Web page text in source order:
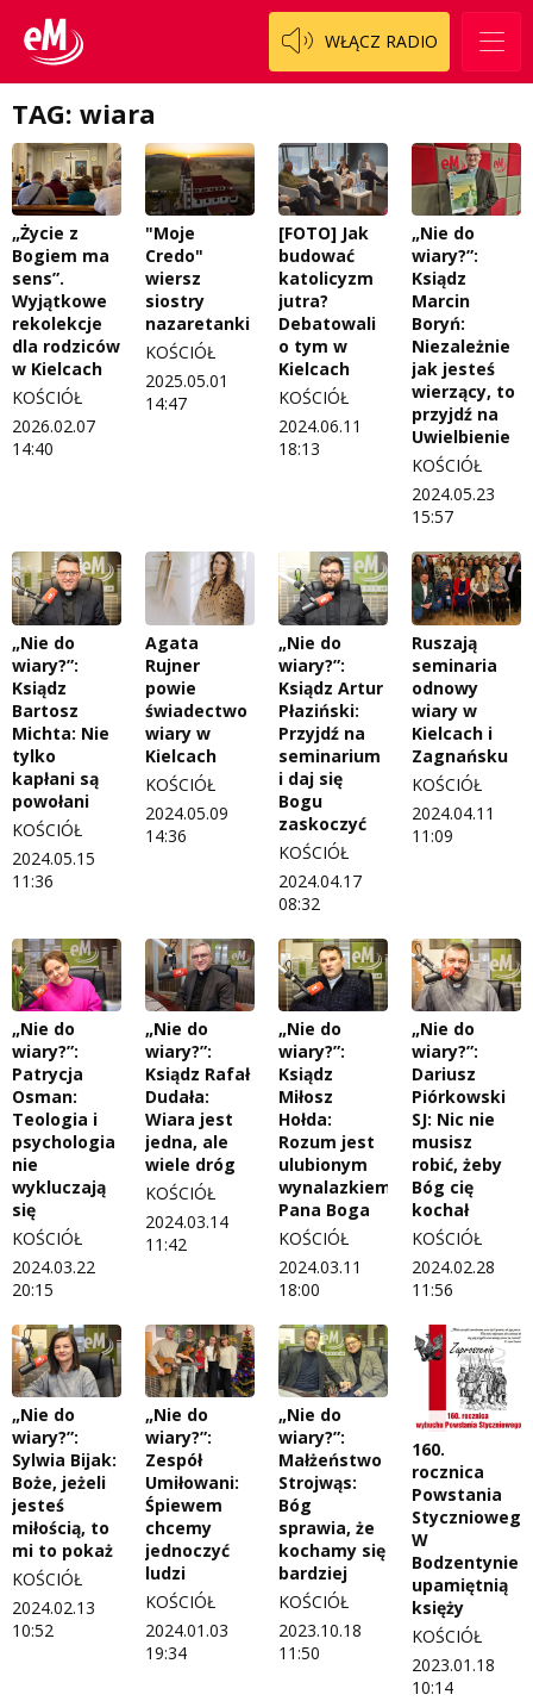
WŁĄCZ RADIO
TAG: wiara
„Życie z
Bogiem ma
sens”.
Wyjątkowe
rekolekcje
dla rodziców
w Kielcach
KOŚCIÓŁ
2026.02.07
14:40
"Moje
Credo"
wiersz
siostry
nazaretanki
KOŚCIÓŁ
2025.05.01
14:47
[FOTO] Jak
budować
katolicyzm
jutra?
Debatowali
o tym w
Kielcach
KOŚCIÓŁ
2024.06.11
18:13
„Nie do
wiary?”:
Ksiądz
Marcin
Boryń:
Niezależnie
jak jesteś
wierzący, to
przyjdź na
Uwielbienie
KOŚCIÓŁ
2024.05.23
15:57
„Nie do
wiary?”:
Ksiądz
Bartosz
Michta: Nie
tylko
kapłani są
powołani
KOŚCIÓŁ
2024.05.15
11:36
Agata
Rujner
powie
świadectwo
wiary w
Kielcach
KOŚCIÓŁ
2024.05.09
14:36
„Nie do
wiary?”:
Ksiądz Artur
Płaziński:
Przyjdź na
seminarium
i daj się
Bogu
zaskoczyć
KOŚCIÓŁ
2024.04.17
08:32
Ruszają
seminaria
odnowy
wiary w
Kielcach i
Zagnańsku
KOŚCIÓŁ
2024.04.11
11:09
„Nie do
wiary?”:
Patrycja
Osman:
Teologia i
psychologia
nie
wykluczają
się
KOŚCIÓŁ
2024.03.22
20:15
„Nie do
wiary?”:
Ksiądz Rafał
Dudała:
Wiara jest
jedna, ale
wiele dróg
KOŚCIÓŁ
2024.03.14
11:42
„Nie do
wiary?”:
Ksiądz
Miłosz
Hołda:
Rozum jest
ulubionym
wynalazkiem
Pana Boga
KOŚCIÓŁ
2024.03.11
18:00
„Nie do
wiary?”:
Dariusz
Piórkowski
SJ: Nic nie
musisz
robić, żeby
Bóg cię
kochał
KOŚCIÓŁ
2024.02.28
11:56
„Nie do
wiary?”:
Sylwia Bijak:
Boże, jeżeli
jesteś
miłością, to
mi to pokaż
KOŚCIÓŁ
2024.02.13
10:52
„Nie do
wiary?”:
Zespół
Umiłowani:
Śpiewem
chcemy
jednoczyć
ludzi
KOŚCIÓŁ
2024.01.03
19:34
„Nie do
wiary?”:
Małżeństwo
Strojwąs:
Bóg
sprawia, że
kochamy się
bardziej
KOŚCIÓŁ
2023.10.18
11:50
160.
rocznica
Powstania
W
Bodzentynie
upamiętnią
księży
KOŚCIÓŁ
2023.01.18
10:14